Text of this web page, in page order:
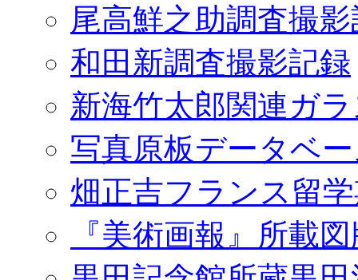
尾高鮮之助調査撮
和田新調査撮影記録
新海竹太郎関連ガ
写真原板データベ
畑正吉フランス留
『美術画報』所載